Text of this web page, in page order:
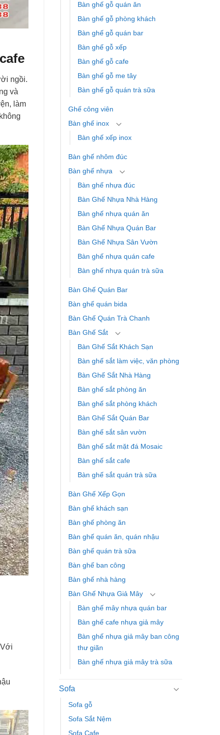
ngồi.
và
làm
Bàn ghế gỗ quán ăn
Bàn ghế gỗ phòng khách
Bàn ghế gỗ quán bar
Bàn ghế gỗ xếp
Bàn ghế gỗ cafe
Bàn ghế gỗ me tây
Bàn ghế gỗ quán trà sữa
Ghế công viên
Bàn ghế inox
Bàn ghế xếp inox
Bàn ghế nhôm đúc
Bàn ghế nhựa
Bàn ghế nhựa đúc
Bàn Ghế Nhựa Nhà Hàng
Bàn ghế nhựa quán ăn
Bàn Ghế Nhựa Quán Bar
Bàn Ghế Nhựa Sân Vườn
Bàn ghế nhựa quán cafe
Bàn ghế nhựa quán trà sữa
Bàn Ghế Quán Bar
Bàn ghế quán bida
Bàn Ghế Quán Trà Chanh
Bàn Ghế Sắt
Bàn Ghế Sắt Khách Sạn
Bàn ghế sắt làm việc, văn phòng
Bàn Ghế Sắt Nhà Hàng
Bàn ghế sắt phòng ăn
Bàn ghế sắt phòng khách
Bàn Ghế Sắt Quán Bar
Bàn ghế sắt sân vườn
Bàn ghế sắt mặt đá Mosaic
Bàn ghế sắt cafe
Bàn ghế sắt quán trà sữa
Bàn Ghế Xếp Gọn
Bàn ghế khách sạn
Bàn ghế phòng ăn
Bàn ghế quán ăn, quán nhậu
Bàn ghế quán trà sữa
Bàn ghế ban công
Bàn ghế nhà hàng
Bàn Ghế Nhựa Giả Mây
Bàn ghế mây nhựa quán bar
Bàn ghế cafe nhựa giả mây
Bàn ghế nhựa giả mây ban công
thư giãn
Bàn ghế nhựa giả mây trà sữa
Sofa
Sofa gỗ
Sofa Sắt Nệm
Sofa Cafe